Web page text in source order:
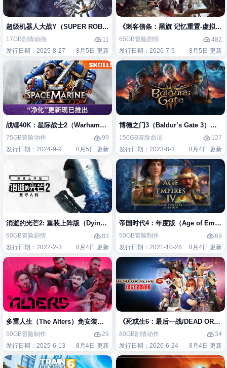
超级机器人大战Y（SUPER ROBOT WARS Y）免安装中文版
17GB剧情动画
11
发行日期：2025-8-27
8月5日 更新
《刺客信条：黑旗 记忆重置-虚拟
65GB冒险剧情
482
发行日期：2026-7-9
8月5日 更新
战锤40K：星际战士2（Warhammer 40,000: Space Marine 2）免安装中文
75GB冒险动作
99
发行日期：2024-9-9
8月5日 更新
博德之门3（Baldur’s Gate 3）免安
150GB冒险命运
127
发行日期：2023-8-3
8月4日 更新
消逝的光芒2: 重装上阵版（Dying Light 2 Stay Human: Reloaded Edition
60GB冒险剧情
83
发行日期：2022-2-3
8月4日 更新
帝国时代4：年度版（Age of
50GB冒险制作
69
发行日期：2021-10-28
8月4日 更新
多重人生（The Alters）免安装中文版
50GB冒险制作
29
发行日期：2025-6-13
8月4日 更新
《死或生6：最后一战/DEAD OR
80GB剧情动作
34
发行日期：2026-6-24
8月4日 更新